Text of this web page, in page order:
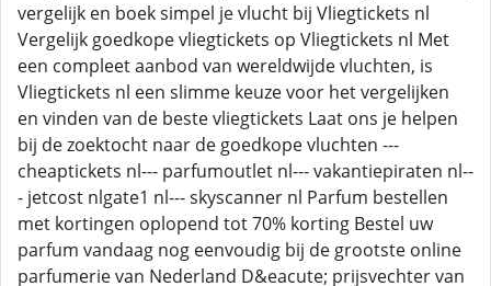
vergelijk en boek simpel je vlucht bij Vliegtickets nl
Vergelijk goedkope vliegtickets op Vliegtickets nl Met
een compleet aanbod van wereldwijde vluchten, is
Vliegtickets nl een slimme keuze voor het vergelijken
en vinden van de beste vliegtickets Laat ons je helpen
bij de zoektocht naar de goedkope vluchten ---
cheaptickets nl--- parfumoutlet nl--- vakantiepiraten nl--
- jetcost nlgate1 nl--- skyscanner nl Parfum bestellen
met kortingen oplopend tot 70% korting Bestel uw
parfum vandaag nog eenvoudig bij de grootste online
parfumerie van Nederland D&eacute; prijsvechter van